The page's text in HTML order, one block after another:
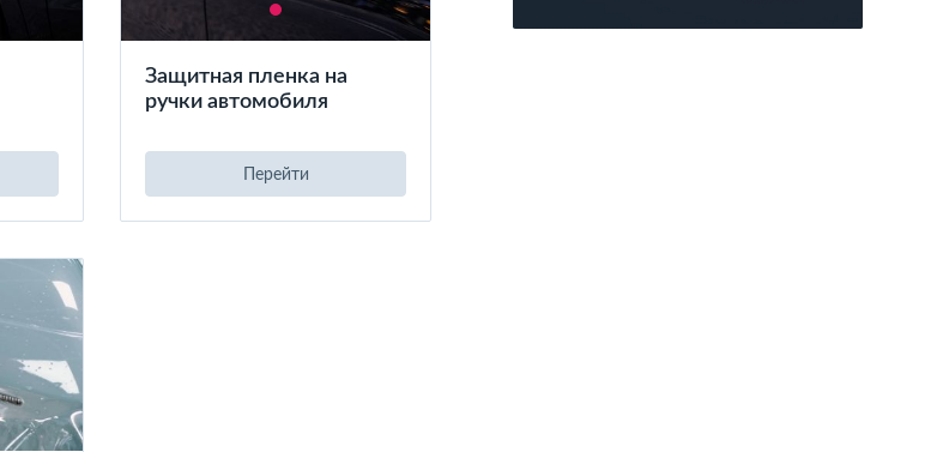
Защитная пленка на
ручки автомобиля
Перейти